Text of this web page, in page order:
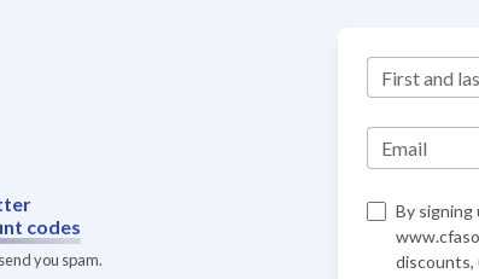
codes
you spam.
First and
Email
By
discounts,